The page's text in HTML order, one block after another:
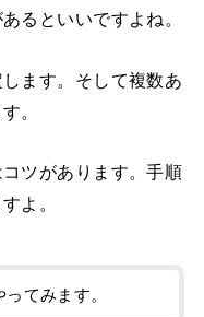
るといいですよね。
ます。そして複数あ
。
ツがあります。手順
よ。
てみます。